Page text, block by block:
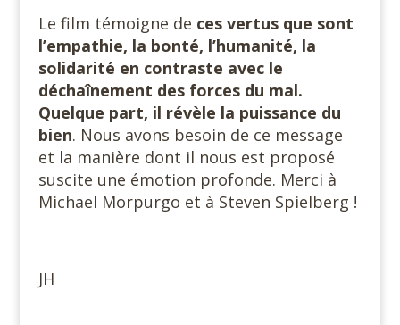
Le film témoigne de ces vertus que sont
l’empathie, la bonté, l’humanité, la
solidarité en contraste avec le
déchaînement des forces du mal.
Quelque part, il révèle la puissance du
bien. Nous avons besoin de ce message
et la manière dont il nous est proposé
suscite une émotion profonde. Merci à
Michael Morpurgo et à Steven Spielberg !
JH